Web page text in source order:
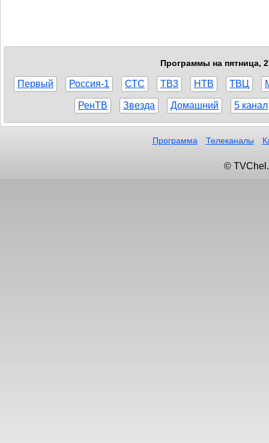
Программы на пятница,
Первый Россия-1 СТС ТВ3 НТВ ТВЦ
РенТВ Звезда Домашний 5 канал
Программа Телеканалы
©